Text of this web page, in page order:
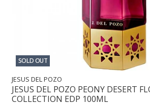
SOLD OUT
JESUS DEL POZO
JESUS DEL POZO PEONY DESERT
COLLECTION EDP 100ML